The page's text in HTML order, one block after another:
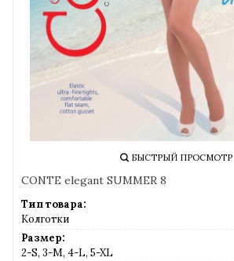
БЫСТРЫЙ ПРОСМОТР
CONTE elegant SUMMER 8
Тип товара:
Колготки
Размер:
2-S, 3-M, 4-L, 5-XL